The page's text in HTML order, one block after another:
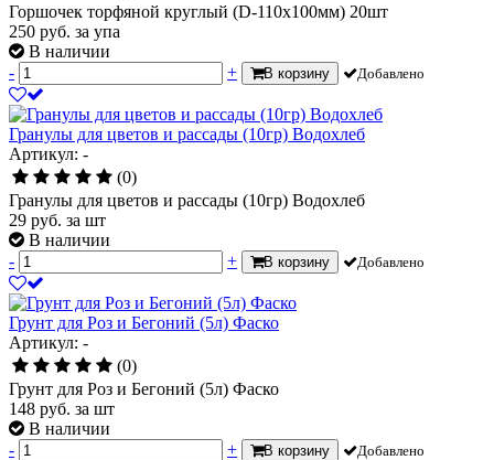
Горшочек торфяной круглый (D-110х100мм) 20шт
250 руб. за упа
В наличии
-
+ В корзину Добавлено
Гранулы для цветов и рассады (10гр) Водохлеб
Артикул: -
(0)
Гранулы для цветов и рассады (10гр) Водохлеб
29 руб. за шт
В наличии
-
+ В корзину Добавлено
Грунт для Роз и Бегоний (5л) Фаско
Артикул: -
(0)
Грунт для Роз и Бегоний (5л) Фаско
148 руб. за шт
В наличии
-
+ В корзину Добавлено